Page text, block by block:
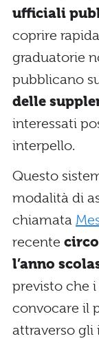
ufficiali
coprire
graduatorie
pubblicano
delle
interessati
interpello.
Questo
modalità di
chiamata
recente
l’anno
previsto che
convocare il
attraverso gli